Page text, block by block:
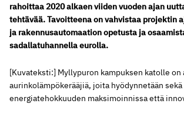
rahoittaa 2020 alkaen viiden vuoden ajan
tehtävää. Tavoitteena on vahvistaa projektin
ja rakennusautomaation opetusta ja
sadallatuhannella eurolla.
[Kuvateksti:] Myllypuron kampuksen katolle on
aurinkolämpökerääjiä, joita hyödynnetään sekä
energiatehokkuuden maksimoinnissa että